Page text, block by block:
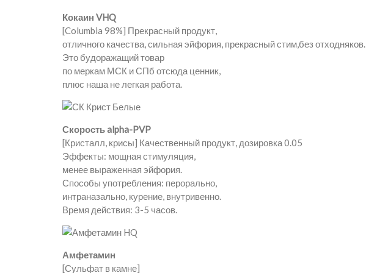
Кокаин VHQ
[Columbia 98%] Прекрасный продукт,
отличного качества, сильная эйфория, прекрасный стим,без отходняков.
Это будоражащий товар
по меркам МСК и СПб отсюда ценник,
плюс наша не легкая работа.
Скорость alpha-PVP
[Кристалл, крисы] Качественный продукт, дозировка 0.05
Эффекты: мощная стимуляция,
менее выраженная эйфория.
Способы употребления: перорально,
интраназально, курение, внутривенно.
Время действия: 3-5 часов.
Амфетамин
[Сульфат в камне]